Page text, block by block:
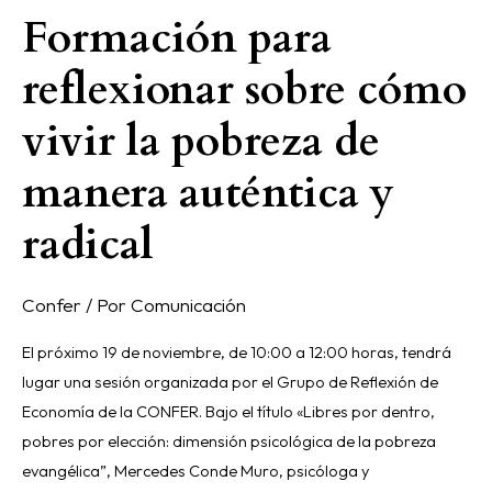
Formación para
reflexionar sobre cómo
vivir la pobreza de
manera auténtica y
radical
Confer / Por Comunicación
El próximo 19 de noviembre, de 10:00 a 12:00 horas, tendrá
lugar una sesión organizada por el Grupo de Reflexión de
Economía de la CONFER. Bajo el título «Libres por dentro,
pobres por elección: dimensión psicológica de la pobreza
evangélica”, Mercedes Conde Muro, psicóloga y